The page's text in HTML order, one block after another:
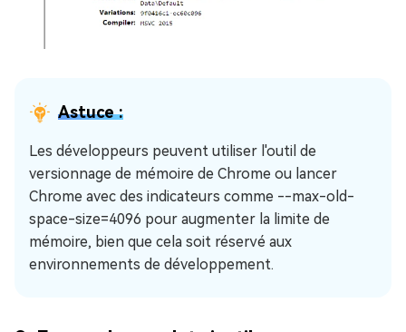
Astuce :
Les développeurs peuvent utiliser l'outil de
versionnage de mémoire de Chrome ou lancer
Chrome avec des indicateurs comme --max-old-
space-size=4096 pour augmenter la limite de
mémoire, bien que cela soit réservé aux
environnements de développement.